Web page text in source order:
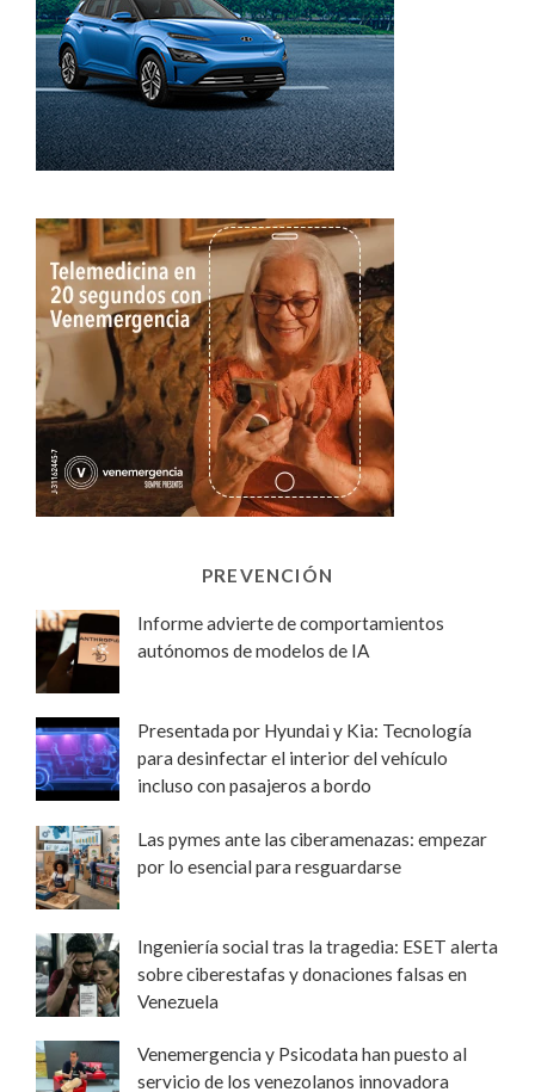
PREVENCIÓN
Informe advierte de comportamientos
autónomos de modelos de IA
Presentada por Hyundai y Kia: Tecnología
para desinfectar el interior del vehículo
incluso con pasajeros a bordo
Las pymes ante las ciberamenazas: empezar
por lo esencial para resguardarse
Ingeniería social tras la tragedia: ESET alerta
sobre ciberestafas y donaciones falsas en
Venezuela
Venemergencia y Psicodata han puesto al
servicio de los venezolanos innovadora